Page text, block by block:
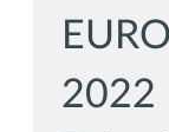
2022